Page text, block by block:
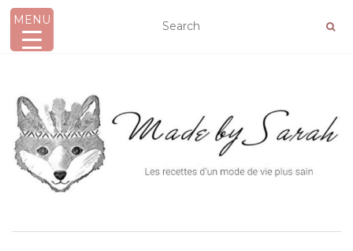
MENU
AFFICHER/MASQUER LA NAVIGATION